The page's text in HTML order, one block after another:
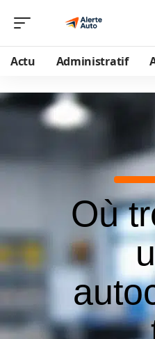
Actu Administratif
Où